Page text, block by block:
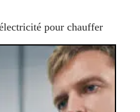
pour chauffer